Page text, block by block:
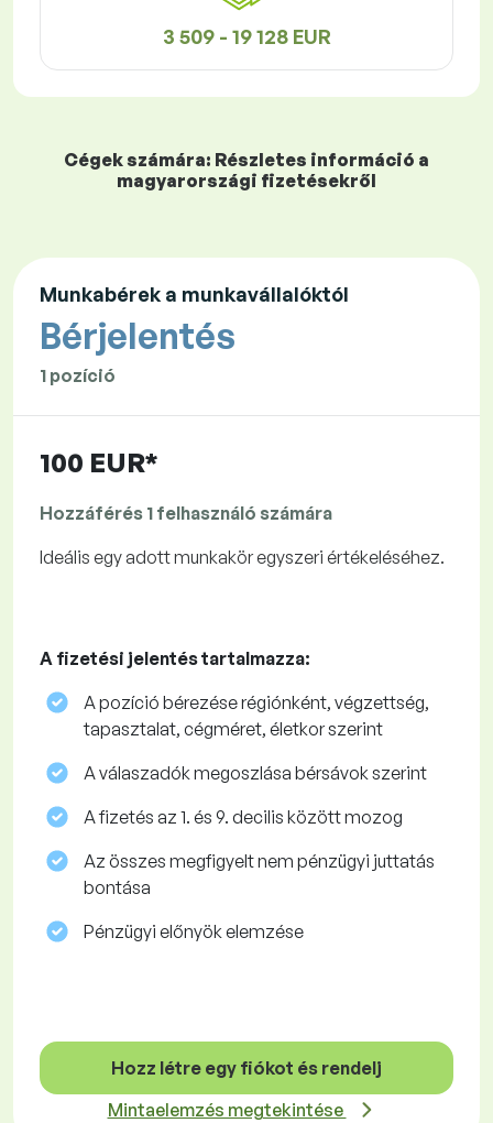
3 509 - 19 128 EUR
Cégek számára: Részletes információ a
magyarországi fizetésekről
Munkabérek a munkavállalóktól
Bérjelentés
1 pozíció
100 EUR*
Hozzáférés 1 felhasználó számára
Ideális egy adott munkakör egyszeri értékeléséhez.
A fizetési jelentés tartalmazza:
A pozíció bérezése régiónként, végzettség,
tapasztalat, cégméret, életkor szerint
A válaszadók megoszlása ​​bérsávok szerint
A fizetés az 1. és 9. decilis között mozog
Az összes megfigyelt nem pénzügyi juttatás
bontása
Pénzügyi előnyök elemzése
Hozz létre egy fiókot és rendelj
Mintaelemzés megtekintése